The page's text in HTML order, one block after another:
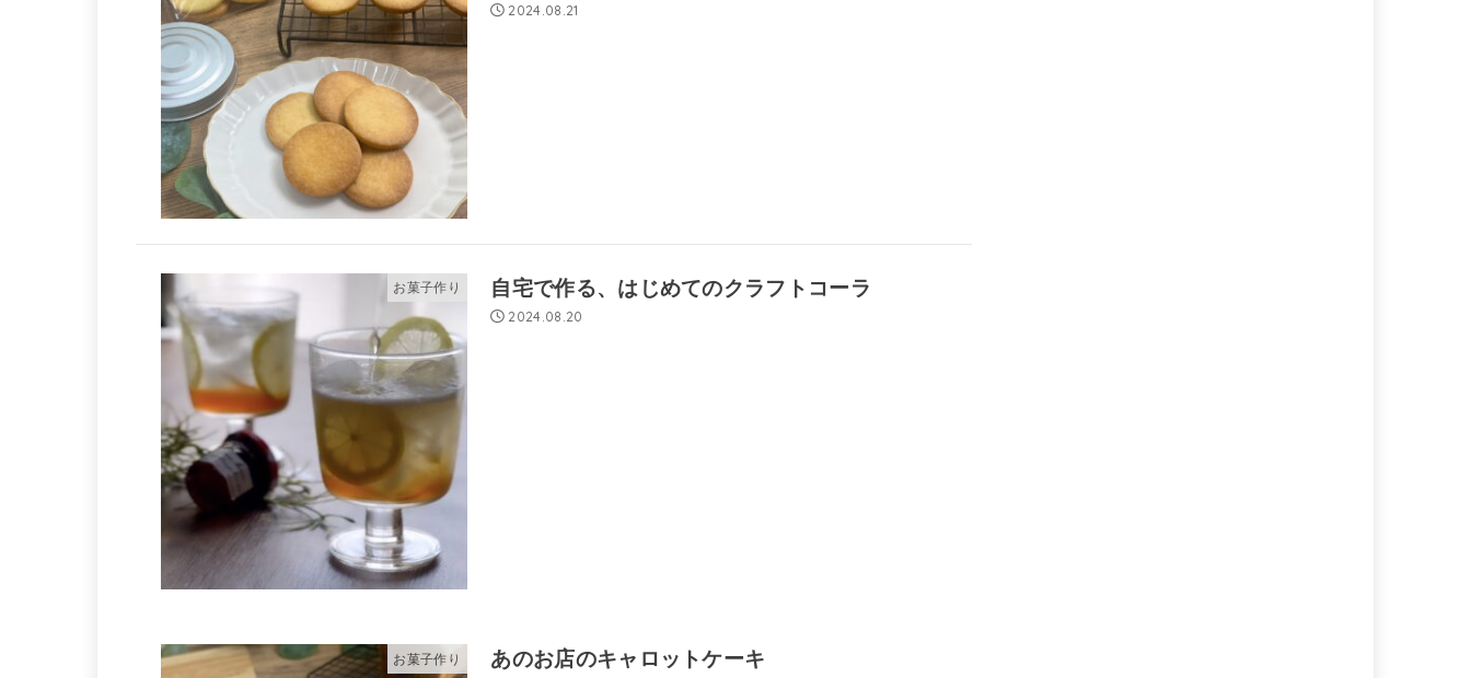
2024.08.21
お菓子作り 自宅で作る、はじめてのクラフトコーラ
2024.08.20
お菓子作り あのお店のキャロットケーキ